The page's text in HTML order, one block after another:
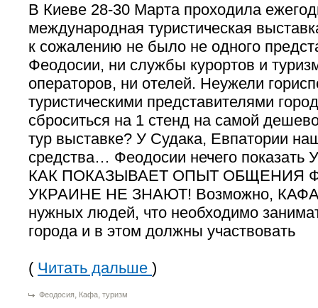
В Киеве 28-30 Марта проходила
международная туристическая
к сожалению не было не одного
Феодосии, ни службы курортов и
операторов, ни отелей. Неужели
туристическими представителями
сброситься на 1 стенд на самой
тур выставке? У Судака, Евпатории
средства… Феодосии нечего показать
КАК ПОКАЗЫВАЕТ ОПЫТ ОБЩЕНИЯ
УКРАИНЕ НЕ ЗНАЮТ! Возможно, КАФА
нужных людей, что необходимо
города и в этом должны участвовать
( Читать дальше )
Феодосия, Кафа, туризм